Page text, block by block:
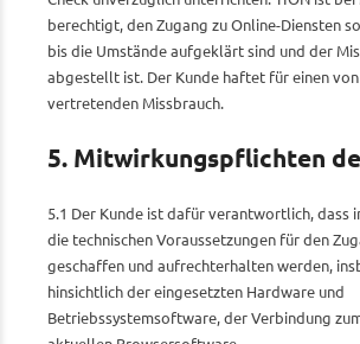
berechtigt, den Zugang zu Online-Diensten
bis die Umstände aufgeklärt sind und der
abgestellt ist. Der Kunde haftet für einen von
vertretenden Missbrauch.
5. Mitwirkungspflichten
5.1 Der Kunde ist dafür verantwortlich, dass
die technischen Voraussetzungen für den
geschaffen und aufrechterhalten werden,
hinsichtlich der eingesetzten Hardware und
Betriebssystemsoftware, der Verbindung